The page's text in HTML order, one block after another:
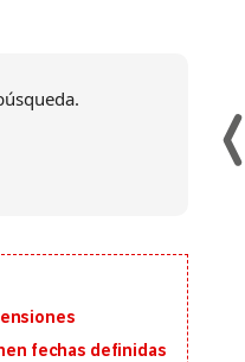
fechas definidas
y escuetas
este domingo su